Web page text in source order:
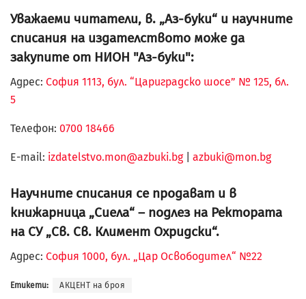
Уважаеми читатели, в. „Аз-буки“ и научните
списания на издателството може да
закупите от НИОН "Аз-буки":
Адрес: София 1113, бул. “Цариградско шосе” № 125, бл.
5
Телефон: 0700 18466
Е-mail: izdatelstvo.mon@azbuki.bg| azbuki@mon.bg
Научните списания се продават и в
книжарница „Сиела“ – подлез на Ректората
на СУ „Св. Св. Климент Охридски“.
Адрес: София 1000, бул. „Цар Освободител“ №22
Етикети: АКЦЕНТ на броя